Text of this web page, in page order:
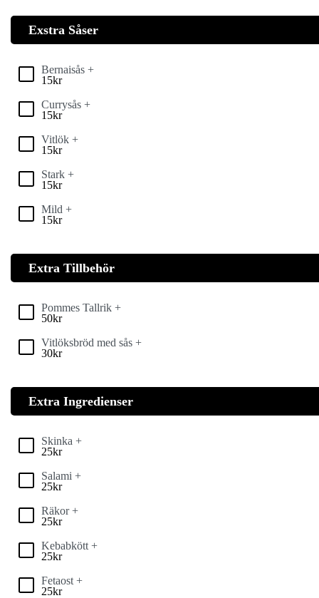
Exstra Såser
Bernaisås +
15kr
Currysås +
15kr
Vitlök +
15kr
Stark +
15kr
Mild +
15kr
Extra Tillbehör
Pommes Tallrik +
50kr
Vitlöksbröd med sås +
30kr
Extra Ingredienser
Skinka +
25kr
Salami +
25kr
Räkor +
25kr
Kebabkött +
25kr
Fetaost +
25kr